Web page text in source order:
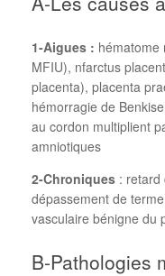
1-Aigues :
MFIU), nfarctus
placenta), placenta
hémorragie de
au cordon multiplient
amniotiques
2-Chroniques : retard
dépassement de
vasculaire bénigne du
B-Pathologies